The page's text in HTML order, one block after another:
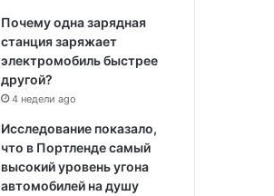
Почему одна зарядная
станция заряжает
электромобиль быстрее
другой?
4 недели ago
Исследование показало,
что в Портленде самый
высокий уровень угона
автомобилей на душу